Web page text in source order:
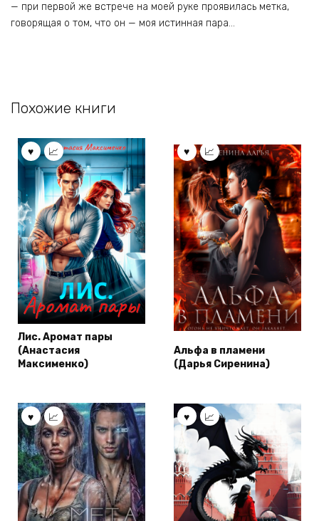
— при первой же встрече на моей руке проявилась метка,
говорящая о том, что он — моя истинная пара…
Похожие книги
Лис. Аромат пары
(Анастасия
Максименко)
Альфа в пламени
(Дарья Сиренина)